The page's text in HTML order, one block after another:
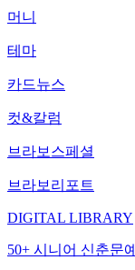
머니
테마
카드뉴스
컷&칼럼
브라보스페셜
브라보리포트
DIGITAL LIBRARY
50+ 시니어 신춘문예